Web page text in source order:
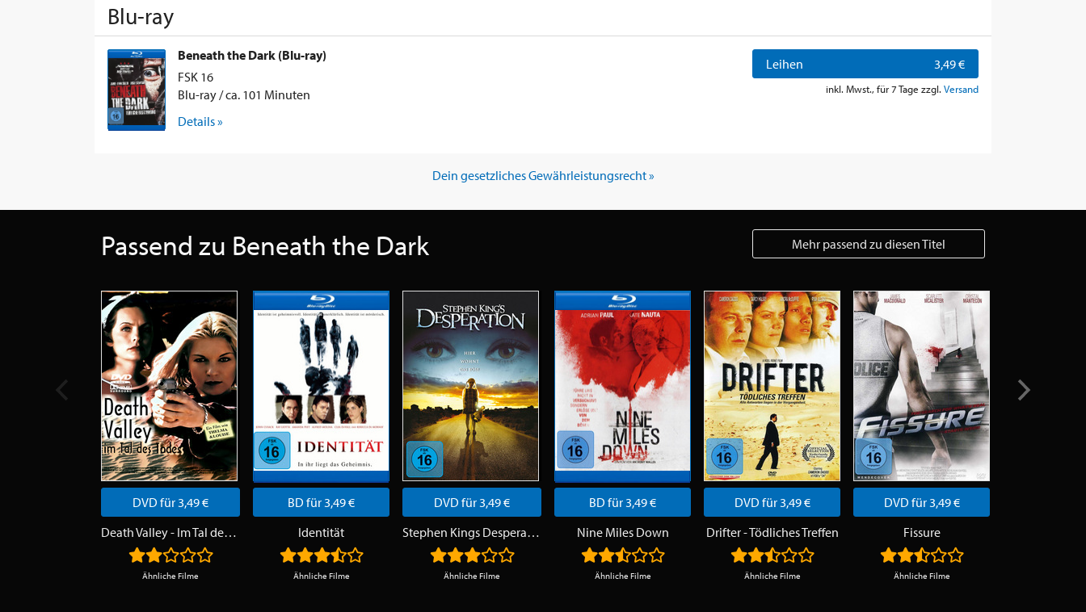
Blu-ray
Beneath the Dark (Blu-ray)
FSK 16
Blu-ray / ca. 101 Minuten
Details »
Leihen 3,49 €
inkl. Mwst., für 7 Tage zzgl. Versand
Dein gesetzliches Gewährleistungsrecht »
Passend zu Beneath the Dark Mehr passend zu diesen Titel
DVD für 3,49 €
Death Valley - Im Tal des Todes
Ähnliche Filme
BD für 3,49 €
Identität
Ähnliche Filme
DVD für 3,49 €
Stephen Kings Desperation
Ähnliche Filme
BD für 3,49 €
Nine Miles Down
Ähnliche Filme
DVD für 3,49 €
Drifter - Tödliches Treffen
Ähnliche Filme
DVD für 3,49 €
Fissure
Ähnliche Filme